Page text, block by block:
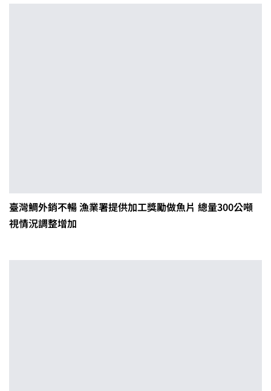
臺灣鯛外銷不暢 漁業署提供加工獎勵做魚片 總量300公噸
視情況調整增加